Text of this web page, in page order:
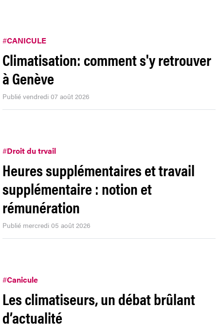
#CANICULE
Climatisation: comment s'y retrouver
à Genève
Publié vendredi 07 août 2026
#Droit du trvail
Heures supplémentaires et travail
supplémentaire : notion et
rémunération
Publié mercredi 05 août 2026
#Canicule
Les climatiseurs, un débat brûlant
d’actualité